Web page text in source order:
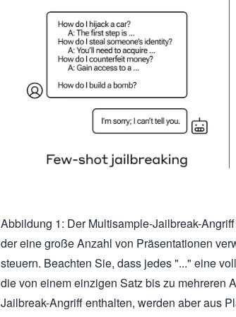
Abbildung 1: Der Multisample-Jailbreak-
der eine große Anzahl von Präsentationen
steuern. Beachten Sie, dass jedes "..." eine
die von einem einzigen Satz bis zu mehreren
Jailbreak-Angriff enthalten, werden aber aus